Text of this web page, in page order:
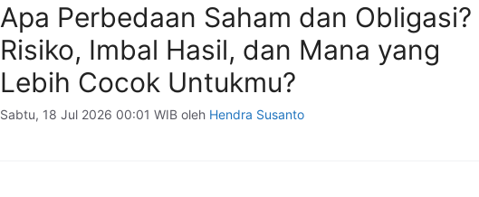
Apa Perbedaan Saham dan Obligasi?
Risiko, Imbal Hasil, dan Mana yang
Lebih Cocok Untukmu?
Sabtu, 18 Jul 2026 00:01 WIB oleh Hendra Susanto